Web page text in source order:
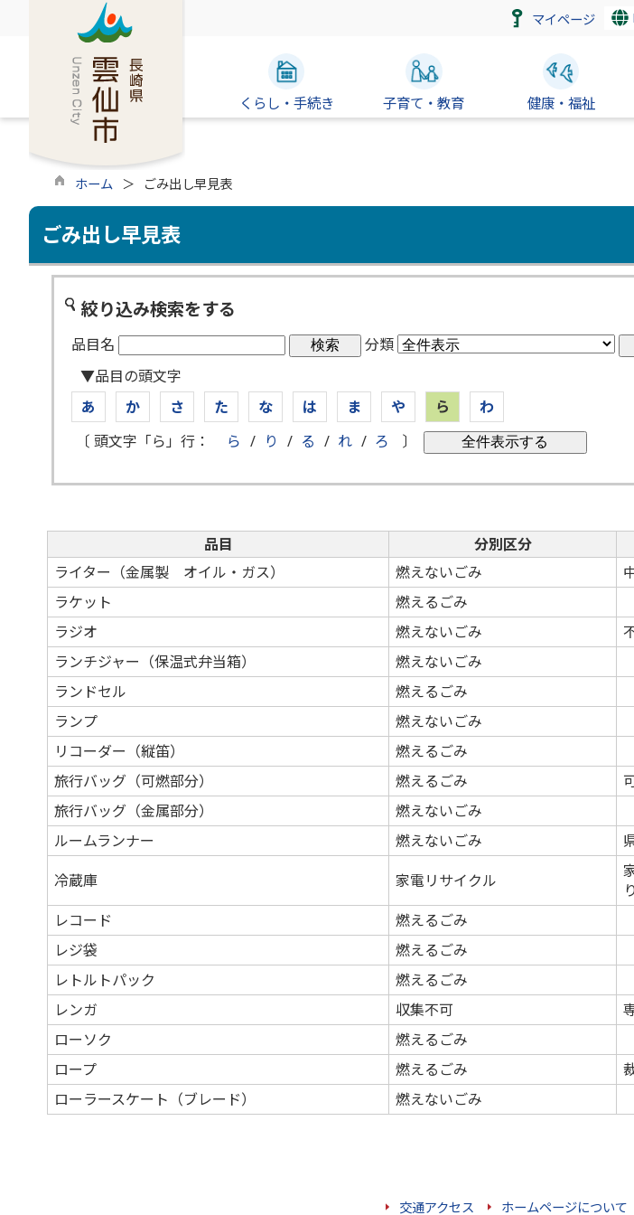
マイページ
くらし・手続き 子育て・教育 健康・福祉
ホーム ごみ出し早見表
ごみ出し早見表
絞り込み検索をする
品目名
分類
▼品目の頭文字
あ
か さ た な は ま や ら
わ
〔 頭文字「ら」行：
ら / り / る / れ / ろ 〕
品目 分別区分
ライター（金属製 オイル・ガス）
燃えないごみ
ラケット
燃えるごみ
ラジオ
燃えないごみ
ランチジャー（保温式弁当箱）
燃えないごみ
ランドセル
燃えるごみ
ランプ
燃えないごみ
リコーダー（縦笛）
燃えるごみ
旅行バッグ（可燃部分）
燃えるごみ
旅行バッグ（金属部分）
燃えないごみ
ルームランナー
燃えないごみ
冷蔵庫
家電リサイクル
レコード
燃えるごみ
レジ袋
燃えるごみ
レトルトパック
燃えるごみ
レンガ
収集不可
ローソク
燃えるごみ
ロープ
燃えるごみ
ローラースケート（ブレード）
燃えないごみ
交通アクセス ホームページについて